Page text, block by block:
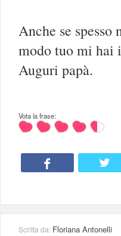
Anche se
modo tuo mi hai
Auguri papà.
Vota la frase:
Scritta da: Floriana Antonelli